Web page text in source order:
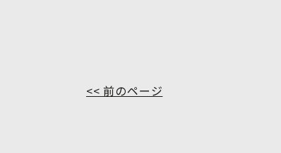
<< 前のページ